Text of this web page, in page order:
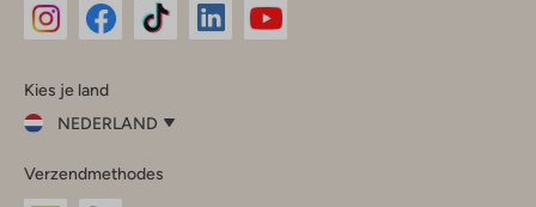
InstagramFacebook
Kies je land
NEDERLAND
je
land
Verzendmethodes